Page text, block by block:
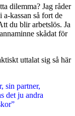
dilemma? Jag råder
a-kassan så fort de
du blir arbetslös. Ja
skådat för
uttalat sig så här
sin partner,
det ju andra